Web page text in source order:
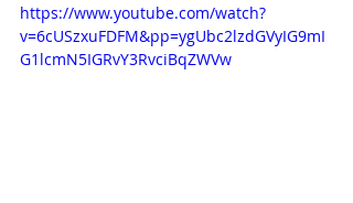
https://www.youtube.com/watch?
v=6cUSzxuFDFM&pp=ygUbc2lzdGVyIG9mI
G1lcmN5IGRvY3RvciBqZWVw